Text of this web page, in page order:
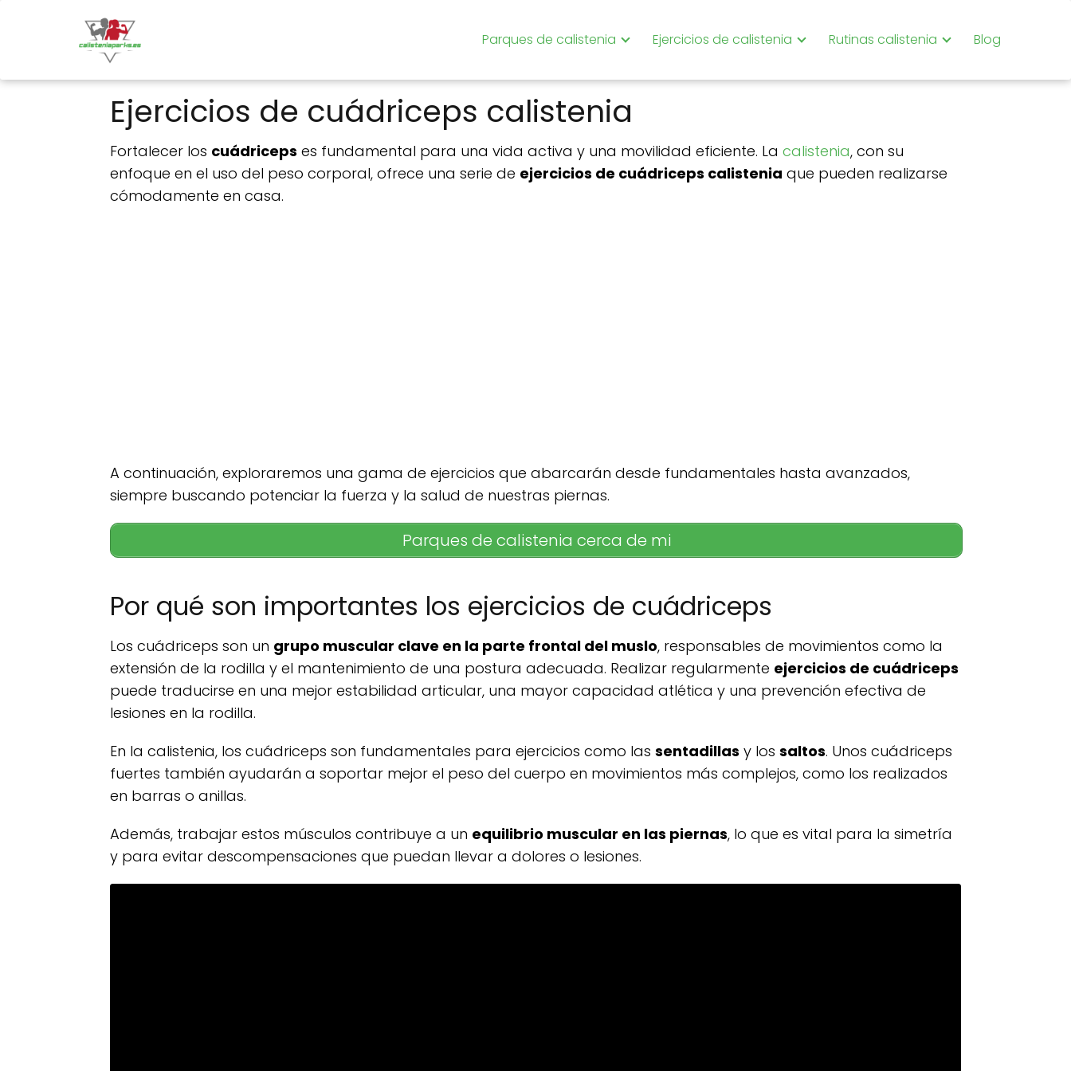
Parques de calistenia Ejercicios de calistenia Rutinas calistenia Blog
Ejercicios de cuádriceps calistenia
Fortalecer los cuádriceps es fundamental para una vida activa y una movilidad eficiente. La calistenia, con su
enfoque en el uso del peso corporal, ofrece una serie de ejercicios de cuádriceps calistenia que pueden realizarse
cómodamente en casa.
A continuación, exploraremos una gama de ejercicios que abarcarán desde fundamentales hasta avanzados,
siempre buscando potenciar la fuerza y la salud de nuestras piernas.
Parques de calistenia cerca de mi
Por qué son importantes los ejercicios de cuádriceps
Los cuádriceps son un grupo muscular clave en la parte frontal del muslo, responsables de movimientos como la
extensión de la rodilla y el mantenimiento de una postura adecuada. Realizar regularmente ejercicios de cuádriceps
puede traducirse en una mejor estabilidad articular, una mayor capacidad atlética y una prevención efectiva de
lesiones en la rodilla.
En la calistenia, los cuádriceps son fundamentales para ejercicios como las sentadillas y los saltos. Unos cuádriceps
fuertes también ayudarán a soportar mejor el peso del cuerpo en movimientos más complejos, como los realizados
en barras o anillas.
Además, trabajar estos músculos contribuye a un equilibrio muscular en las piernas, lo que es vital para la simetría
y para evitar descompensaciones que puedan llevar a dolores o lesiones.